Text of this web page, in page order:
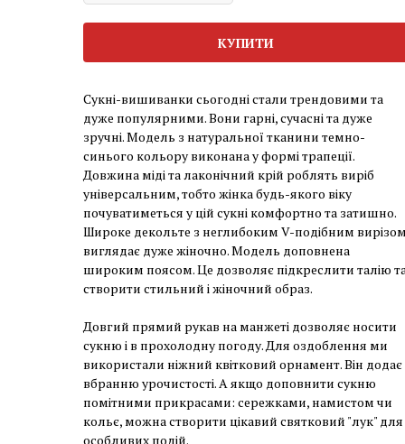
КУПИТИ
Сукні-вишиванки сьогодні стали трендовими та
дуже популярними. Вони гарні, сучасні та дуже
зручні. Модель з натуральної тканини темно-
синього кольору виконана у формі трапеції.
Довжина міді та лаконічний крій роблять виріб
універсальним, тобто жінка будь-якого віку
почуватиметься у цій сукні комфортно та затишно.
Широке декольте з неглибоким V-подібним
виглядає дуже жіночно. Модель доповнена
широким поясом. Це дозволяє підкреслити талію
створити стильний і жіночний образ.
Довгий прямий рукав на манжеті дозволяє носити
сукню і в прохолодну погоду. Для оздоблення ми
використали ніжний квітковий орнамент. Він додає
вбранню урочистості. А якщо доповнити сукню
помітними прикрасами: сережками, намистом чи
кольє, можна створити цікавий святковий "лук" для
особливих подій.